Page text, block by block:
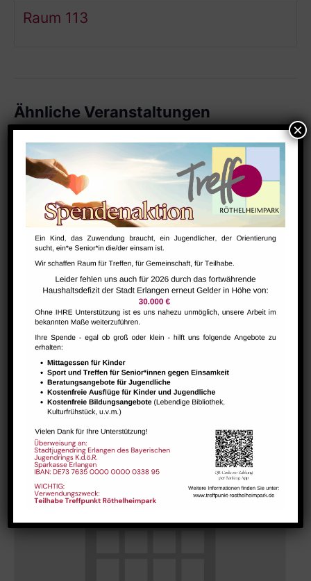
Raum 113
Ähnliche Veranstaltungen
Hausaufgabenbetreuung (nicht während der Ferien)
August 10 @ 13:30 - 15:00